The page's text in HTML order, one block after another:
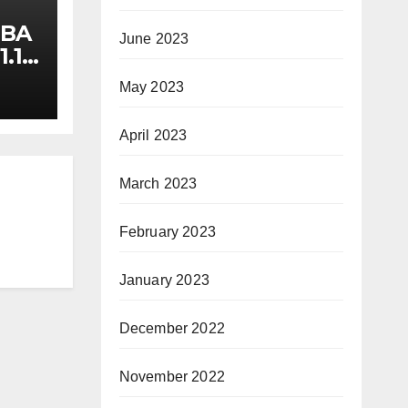
June 2023
May 2023
April 2023
March 2023
February 2023
January 2023
December 2022
November 2022